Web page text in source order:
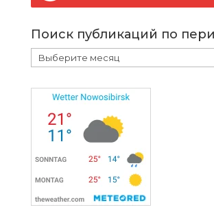
Поиск публикаций по
Поиск
публикаций
по
периодам